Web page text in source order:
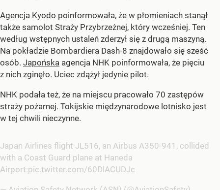
Agencja Kyodo poinformowała, że w płomieniach stanął
także samolot Straży Przybrzeżnej, który wcześniej. Ten
według wstępnych ustaleń zderzył się z drugą maszyną.
Na pokładzie Bombardiera Dash-8 znajdowało się sześć
osób. Japońska agencja NHK poinformowała, że pięciu
z nich zginęło. Uciec zdążył jedynie pilot.
NHK podała też, że na miejscu pracowało 70 zastępów
straży pożarnej. Tokijskie międzynarodowe lotnisko jest
w tej chwili nieczynne.
Japan Airlines flight JL516, an Airbus A350-941, collided
with a Coast Guard plane at Haneda
Airport:pic.twitter.com/60DlACUDJc